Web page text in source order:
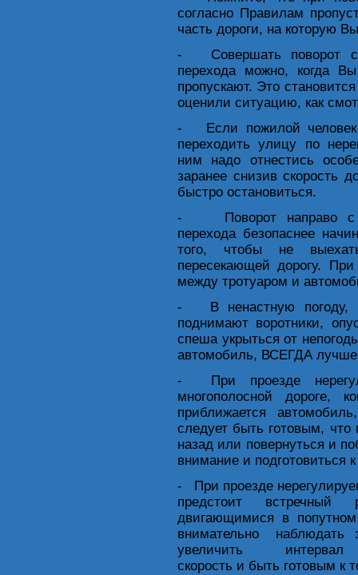
согласно Правилам
часть дороги, на которую
- Совершать поворот с
перехода можно, когда
пропускают. Это
оценили ситуацию, как
- Если пожилой человек
переходить улицу по
ним надо отнестись
заранее снизив скорость
быстро остановиться.
- Поворот направо с
перехода безопаснее
того, чтобы не
пересекающей дорогу.
между тротуаром и
- В ненастную погоду,
поднимают воротники,
спеша укрыться от
автомобиль, ВСЕГДА лучше
- При проезде
многополосной дороге,
приближается
следует быть готовым, что
назад или повернуться и
внимание и подготовиться
- При проезде
предстоит
двигающимися в
внимательно
увеличить интервал
скорость и быть готовым к